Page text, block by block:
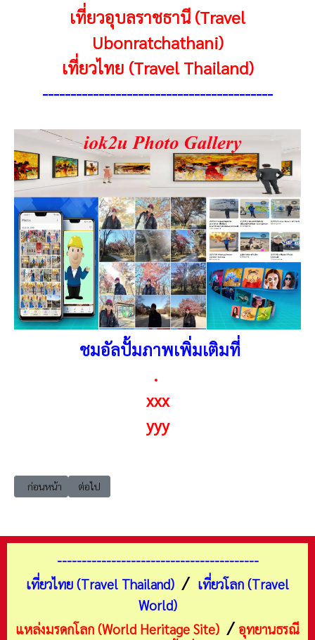
เที่ยวอุบลราชธานี (Travel
Ubonratchathani)
เที่ยวไทย (Travel Thailand)
-----------------------------------------
ชมอัลปั้มภาพเพิ่มเติมที่
.
xxx
yyy
เนื้อหาก่อนหน้า: เที่ยวอุบลราชธานี เมือง เจินจูชานมไข่มุกไต้หวัน
ก่อนหน้า เนื้อหาถัดไป: เที่ยวอุบลราชธานี เมือง ตลาดสดเทศบาล 3 ห
ต่อไป
-----------------------------------------
เที่ยวไทย (Travel Thailand) / เที่ยวโลก (Travel
World)
แหล่งมรดกโลก (World Heritage Site) /อุทยานธรณี